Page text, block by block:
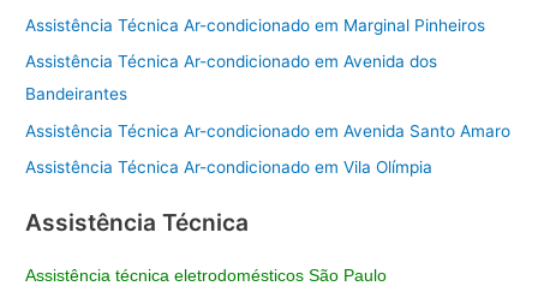
Assistência Técnica Ar-condicionado em Marginal Pinheiros
Assistência Técnica Ar-condicionado em Avenida dos
Bandeirantes
Assistência Técnica Ar-condicionado em Avenida Santo Amaro
Assistência Técnica Ar-condicionado em Vila Olímpia
Assistência Técnica
Assistência técnica eletrodomésticos São Paulo